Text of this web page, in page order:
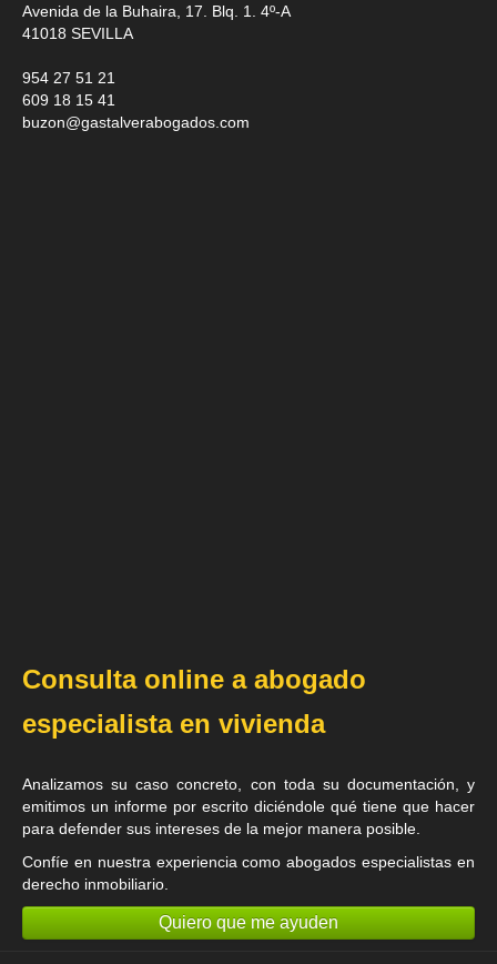
Avenida de la Buhaira, 17. Blq. 1. 4º-A
41018 SEVILLA
954 27 51 21
609 18 15 41
buzon@gastalverabogados.com
Consulta online a abogado
especialista en vivienda
Analizamos su caso concreto, con toda su documentación, y
emitimos un informe por escrito diciéndole qué tiene que hacer
para defender sus intereses de la mejor manera posible.
Confíe en nuestra experiencia comoabogados especialistas en
derecho inmobiliario
Quiero que me ayuden